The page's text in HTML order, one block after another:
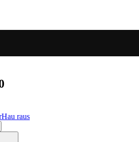
Hau raus